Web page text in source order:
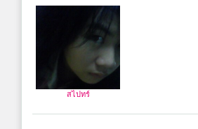
สไปทร์